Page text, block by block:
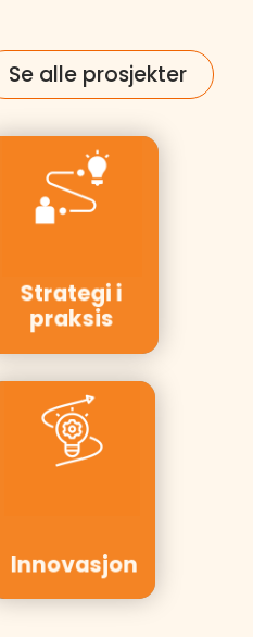
Se alle prosjekter
Strategi i
praksis
Kunder:
Statkraft,
Moelven,
Telenor
Innovasjon
Kunder:
Tine